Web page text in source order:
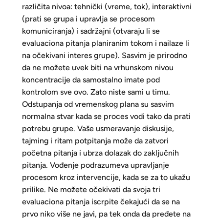
različita nivoa: tehnički (vreme, tok), interaktivni
(prati se grupa i upravlja se procesom
komuniciranja) i sadržajni (otvaraju li se
evaluaciona pitanja planiranim tokom i nailaze li
na očekivani interes grupe). Sasvim je prirodno
da ne možete uvek biti na vrhunskom nivou
koncentracije da samostalno imate pod
kontrolom sve ovo. Zato niste sami u timu.
Odstupanja od vremenskog plana su sasvim
normalna stvar kada se proces vodi tako da prati
potrebu grupe. Vaše usmeravanje diskusije,
tajming i ritam potpitanja može da zatvori
početna pitanja i ubrza dolazak do zaključnih
pitanja. Vođenje podrazumeva upravljanje
procesom kroz intervencije, kada se za to ukažu
prilike. Ne možete očekivati da svoja tri
evaluaciona pitanja iscrpite čekajući da se na
prvo niko više ne javi, pa tek onda da pređete na